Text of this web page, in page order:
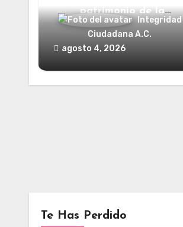
patrimonio de la
humanidadIntegridad
Ciudadana A.C.
agosto 4, 2026
Te Has Perdido